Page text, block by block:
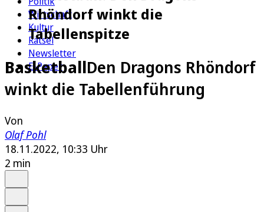
Wirtschaft
Kultur
Rätsel
Newsletter
E-Paper
Rhöndorf winkt die
Tabellenspitze
BasketballDen Dragons Rhöndorf
winkt die Tabellenführung
Von
Olaf Pohl
18.11.2022, 10:33 Uhr
2 min